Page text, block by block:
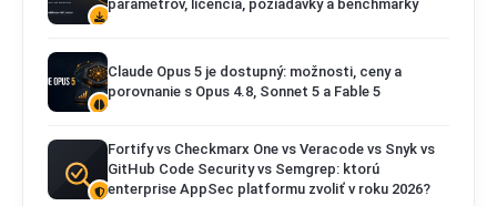
parametrov, licencia, požiadavky a benchmarky
Claude Opus 5 je dostupný: možnosti, ceny a
porovnanie s Opus 4.8, Sonnet 5 a Fable 5
Fortify vs Checkmarx One vs Veracode vs Snyk vs
GitHub Code Security vs Semgrep: ktorú
enterprise AppSec platformu zvoliť v roku 2026?